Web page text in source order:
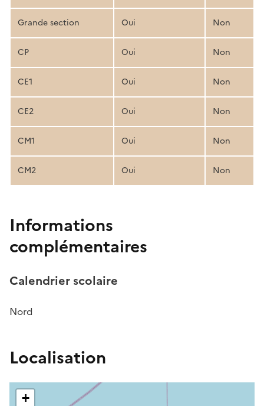
Grande section Oui Non
CP Oui Non
CE1 Oui Non
CE2 Oui Non
CM1 Oui Non
CM2 Oui Non
Informations
complémentaires
Calendrier scolaire
Nord
Localisation
+